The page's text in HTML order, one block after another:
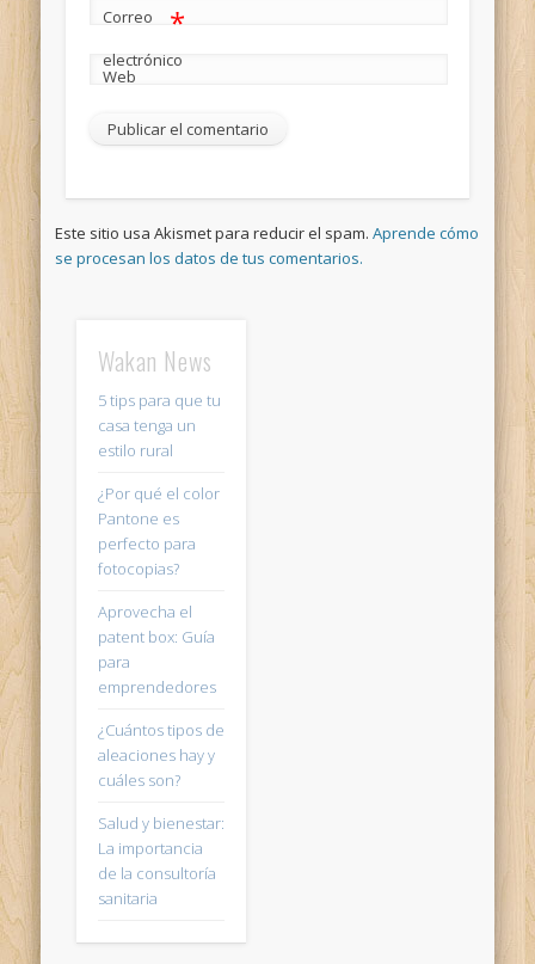
Correo
electrónico
*
Web
Este sitio usa Akismet para reducir el spam.Aprende cómo
se procesan los datos de tus comentarios.
Wakan News
5 tips para que tu
casa tenga un
estilo rural
¿Por qué el color
Pantone es
perfecto para
fotocopias?
Aprovecha el
patent box: Guía
para
emprendedores
¿Cuántos tipos de
aleaciones hay y
cuáles son?
Salud y bienestar:
La importancia
de la consultoría
sanitaria